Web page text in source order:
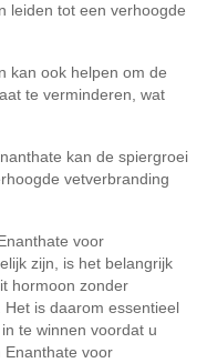
leiden tot een verhoogde
kan ook helpen om de
te verminderen, wat
kan de spiergroei
vetverbranding
voor
zijn, is het belangrijk
hormoon zonder
Het is daarom essentieel
te winnen voordat u
Enanthate voor